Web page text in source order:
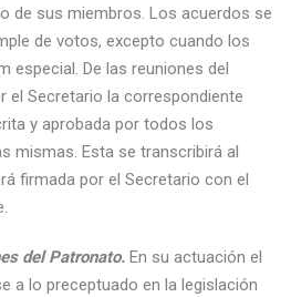
de sus miembros. Los acuerdos se
de votos, excepto cuando los
especial. De las reuniones del
el Secretario la correspondiente
y aprobada por todos los
mismas. Esta se transcribirá al
firmada por el Secretario con el
del Patronato. En su actuación el
a lo preceptuado en la legislación